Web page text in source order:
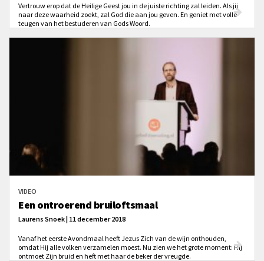
Vertrouw erop dat de Heilige Geest jou in de juiste richting zal leiden. Als jij
naar deze waarheid zoekt, zal God die aan jou geven. En geniet met volle
teugen van het bestuderen van Gods Woord.
VIDEO
Een ontroerend bruiloftsmaal
Laurens Snoek | 11 december 2018
Vanaf het eerste Avondmaal heeft Jezus Zich van de wijn onthouden,
omdat Hij alle volken verzamelen moest. Nu zien we het grote moment: Hij
ontmoet Zijn bruid en heft met haar de beker der vreugde.